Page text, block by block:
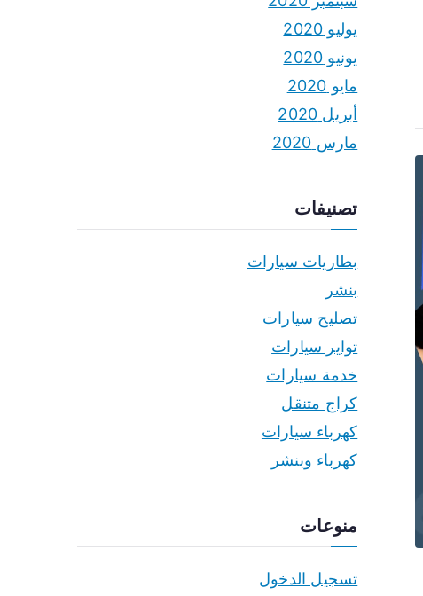
يوليو 2020
يونيو 2020
مايو 2020
أبريل 2020
مارس 2020
تصنيفات
بطاريات سيارات
بنشر
تصليح سيارات
تواير سيارات
خدمة سيارات
كراج متنقل
كهرباء سيارات
كهرباء وبنشر
منوعات
تسجيل الدخول